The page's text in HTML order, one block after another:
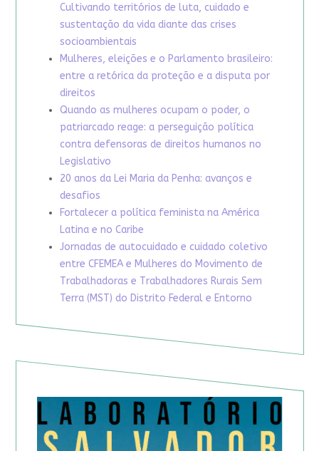
Cultivando territórios de luta, cuidado e
sustentação da vida diante das crises
socioambientais
Mulheres, eleições e o Parlamento brasileiro:
entre a retórica da proteção e a disputa por
direitos
Quando as mulheres ocupam o poder, o
patriarcado reage: a perseguição política
contra defensoras de direitos humanos no
Legislativo
20 anos da Lei Maria da Penha: avanços e
desafios
Fortalecer a política feminista na América
Latina e no Caribe
Jornadas de autocuidado e cuidado coletivo
entre CFEMEA e Mulheres do Movimento de
Trabalhadoras e Trabalhadores Rurais Sem
Terra (MST) do Distrito Federal e Entorno